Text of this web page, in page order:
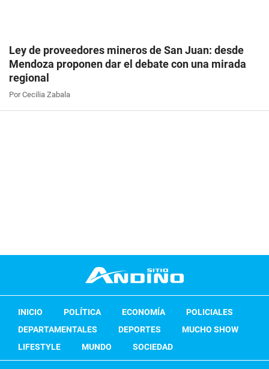
Ley de proveedores mineros de San Juan: desde
Mendoza proponen dar el debate con una mirada
regional
Por Cecilia Zabala
INICIO POLÍTICA ECONOMÍA
POLICIALES
DEPARTAMENTALES
DEPORTES
MUCHO SHOW
LIFESTYLE
MUNDO SOCIEDAD